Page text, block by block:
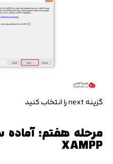
گزینه next را انتخاب کنید
مرحله هفتم: آماده
XAMPP